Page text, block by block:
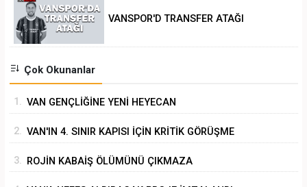
VANSPOR'D TRANSFER ATAĞI
Çok Okunanlar
1. VAN GENÇLİĞİNE YENİ HEYECAN
2. VAN'IN 4. SINIR KAPISI İÇİN KRİTİK GÖRÜŞME
3. ROJİN KABAİŞ ÖLÜMÜNÜ ÇIKMAZA